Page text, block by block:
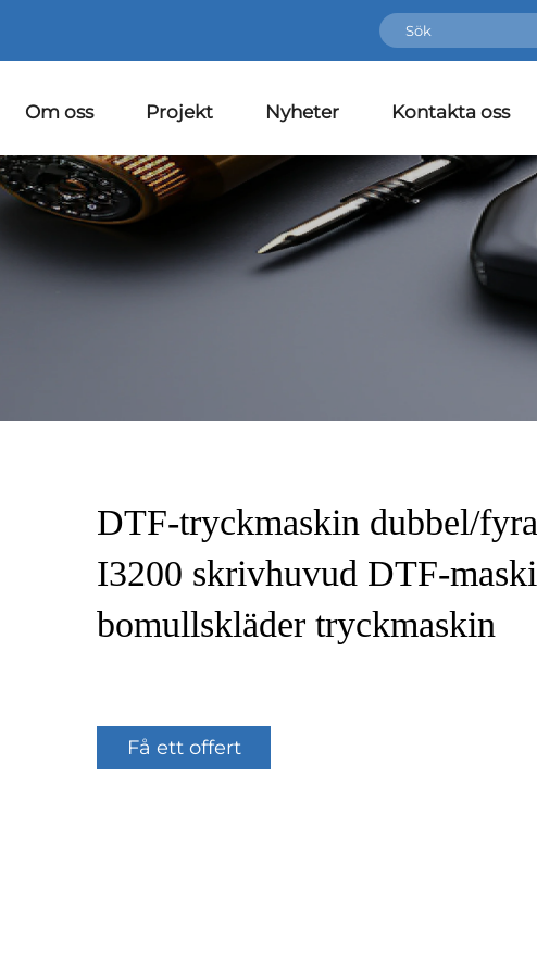
Om oss Projekt Nyheter Kontakta oss
DTF-tryckmaskin dubbel/
I3200 skrivhuvud DTF-
bomullskläder tryckmaskin
Få ett offert